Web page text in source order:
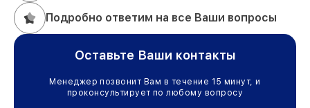
Подробно ответим на все Ваши вопросы
Оставьте Ваши контакты
Менеджер позвонит Вам в течение 15 минут, и
проконсультирует по любому вопросу